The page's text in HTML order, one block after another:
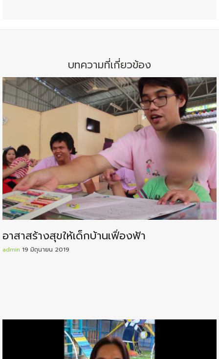
บทความที่เกี่ยวข้อง
อาสาสร้างสุขให้เด็กบ้านเฟื่องฟ้า
admin 19 มิถุนายน 2019